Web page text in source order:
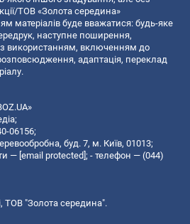
ТОВ «Золота середина»
матеріалів буде вважатися: будь-яке
наступне поширення,
використанням, включенням до
адаптація, переклад
06156;
буд. 7, м. Київ, 01013;
— [email protected]; - телефон — (044)
ТОВ "Золота середина".